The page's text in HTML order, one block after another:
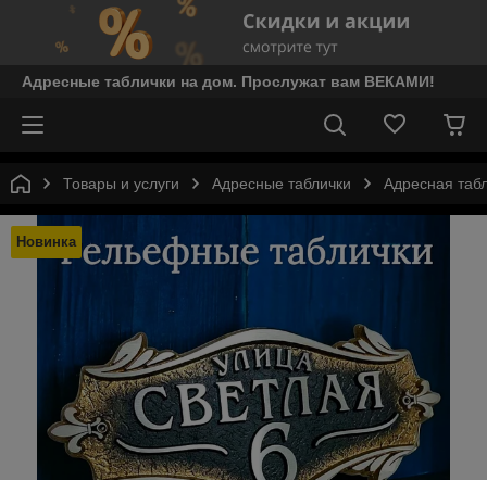
Адресные таблички на дом. Прослужат вам ВЕКАМИ!
Товары и услуги Адресные таблички Адресная
Новинка